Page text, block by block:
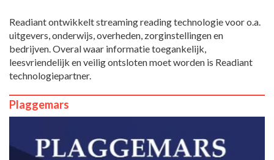
Readiant ontwikkelt streaming reading technologie voor o.a.
uitgevers, onderwijs, overheden, zorginstellingen en
bedrijven. Overal waar informatie toegankelijk,
leesvriendelijk en veilig ontsloten moet worden is Readiant
technologiepartner.
Plaggemars